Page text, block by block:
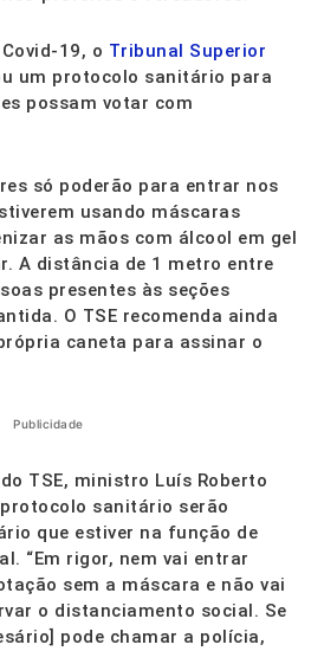
19, o Tribunal Superior
um protocolo sanitário para
possam votar com
só poderão para entrar nos
usando máscaras
as mãos com álcool em gel
A distância de 1 metro entre
presentes às seções
O TSE recomenda ainda
caneta para assinar o
Publicidade
TSE, ministro Luís Roberto
sanitário serão
que estiver na função de
“Em rigor, nem vai entrar
sem a máscara e não vai
o distanciamento social. Se
pode chamar a polícia,